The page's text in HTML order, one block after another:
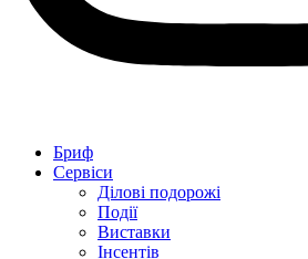
Бриф
Сервіси
Ділові подорожі
Події
Виставки
Інсентів